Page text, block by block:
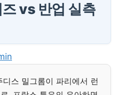
vs 반업 실측
스 밀그롬이 파리에서 런